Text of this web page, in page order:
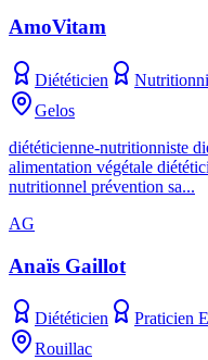
AmoVitam
Diététicien
Gelos
diététicienne-nutritionniste
alimentation végétale
nutritionnel prévention sa...
AG
Anaïs Gaillot
Diététicien Praticien
Rouillac